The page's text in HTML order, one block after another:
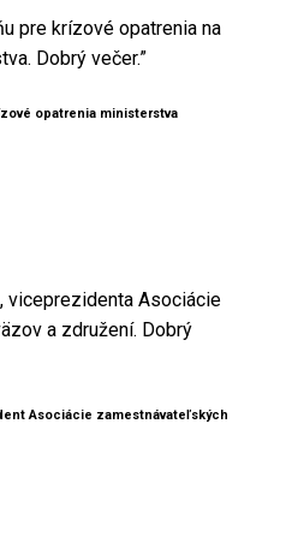
pre krízové opatrenia na
Dobrý večer.”
opatrenia ministerstva
viceprezidenta Asociácie
a združení. Dobrý
Asociácie zamestnávateľských